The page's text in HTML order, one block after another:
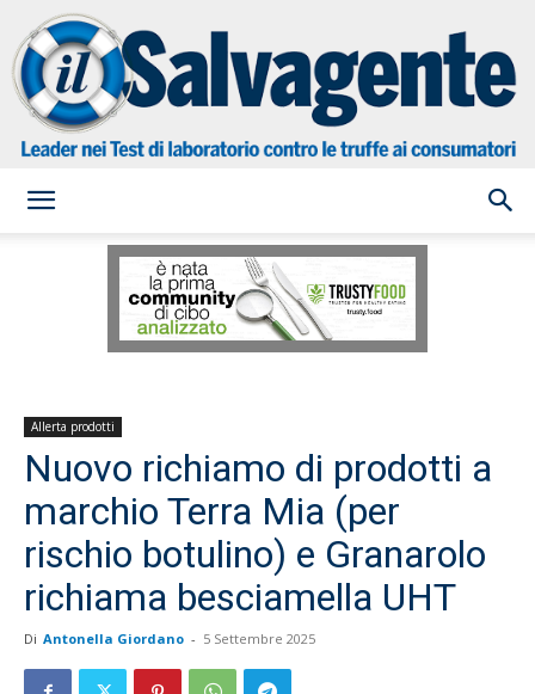
Salvagente
Allerta prodotti
Nuovo richiamo di prodotti a
marchio Terra Mia (per
rischio botulino) e Granarolo
richiama besciamella UHT
Di Antonella Giordano - 5 Settembre 2025